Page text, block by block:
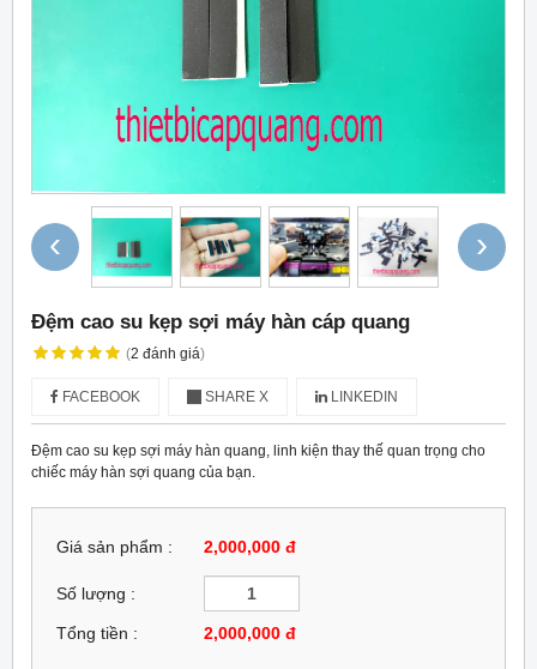
‹ ›
Đệm cao su kẹp sợi máy hàn cáp quang
(2 đánh giá)
FACEBOOK SHARE X LINKEDIN
Đệm cao su kẹp sợi máy hàn quang, linh kiện thay thế quan trọng cho
chiếc máy hàn sợi quang của bạn.
Giá sản phẩm : 2,000,000 đ
Số lượng :
Tổng tiền : 2,000,000 đ